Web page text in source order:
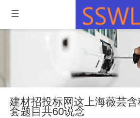
建材招投标网这上海薇芸含
套题目共60说念